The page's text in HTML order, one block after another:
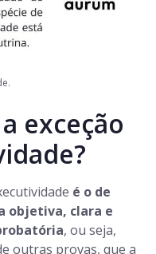
exceção
é o de
objetiva, clara e
, ou seja,
outras provas, que a